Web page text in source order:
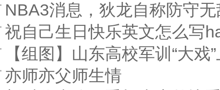
NBA3消息，狄龙自称防守
祝自己生日快乐英文怎么写
【组图】山东高校军训“大戏
亦师亦父师生情